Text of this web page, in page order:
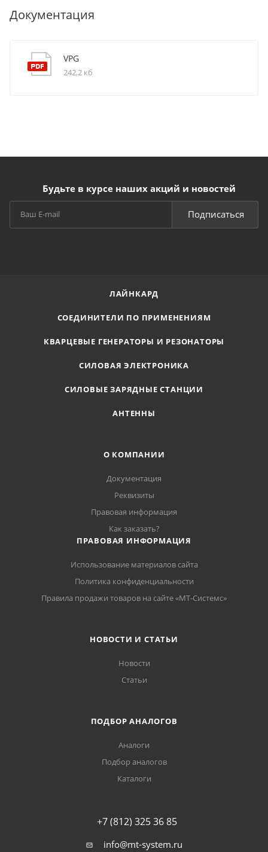
Документация
VPG
242,2 кб
Будьте в курсе наших акций и новостей
Подписаться
ЛАЙНКАРД
СОЕДИНИТЕЛИ ПО ПРИМЕНЕНИЯМ
КВАРЦЕВЫЕ ГЕНЕРАТОРЫ И РЕЗОНАТОРЫ
СИЛОВАЯ ЭЛЕКТРОНИКА
СИЛОВЫЕ ЗАРЯДНЫЕ СТАНЦИИ
АНТЕННЫ
О КОМПАНИИ
Документация
Реквизиты
Правовая информация
Как заказать?
ПРАВОВАЯ ИНФОРМАЦИЯ
Использование материалов сайта
Политика конфиденциальности
Правила продажи товаров на сайте «МТ-Системс»
НОВОСТИ И СТАТЬИ
Новости
Статьи
ПОДБОР АНАЛОГОВ
Аналоги
Подбор аналогов
Каталоги
+7 (812) 325 36 85
info@mt-system.ru